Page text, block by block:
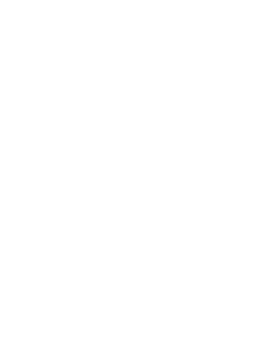
adicionar pó de insetos torrados e